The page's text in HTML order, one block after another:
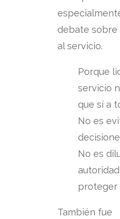
debate sobre
al servicio.
Porque
servicio
que sí a
No es
No es
proteger
También fue